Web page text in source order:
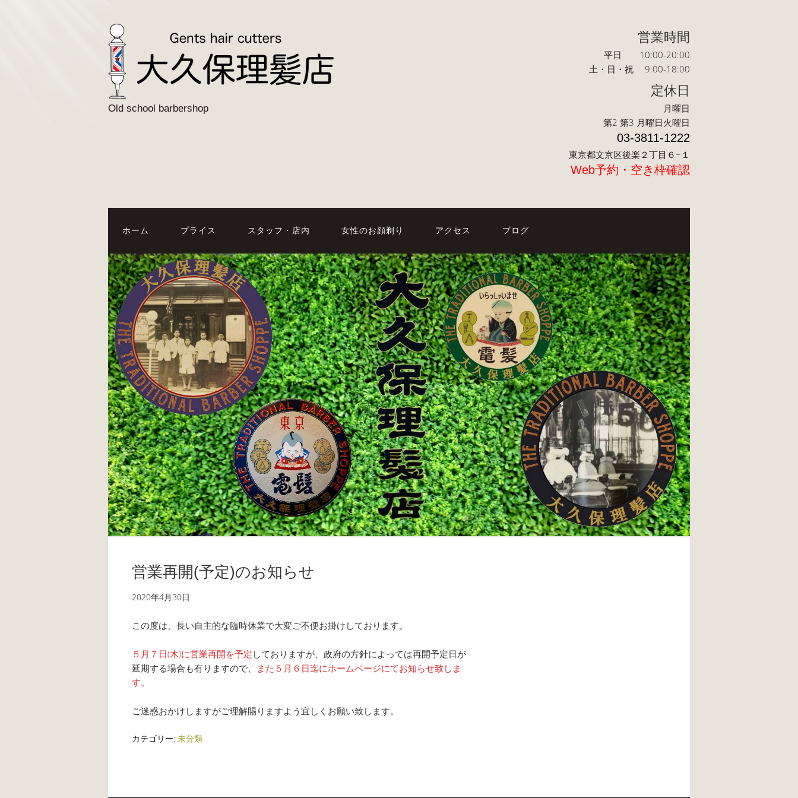
Old school barbershop
営業時間
平日 10:00-20:00
土・日・祝 9:00-18:00
定休日
月曜日
第2 第3 月曜日火曜日
03-3811-1222
東京都文京区後楽２丁目６−１
Web予約・空き枠確認
ホーム プライス スタッフ・店内 女性のお顔剃り アクセス ブログ
営業再開(予定)のお知らせ
2020年4月30日
この度は、長い自主的な臨時休業で大変ご不便お掛けしております。
５月７日(木)に営業再開を予定 しておりますが、政府の方針によっては再開予定日が
延期する場合も有りますので、
また５月６日迄にホームページにてお知らせ致しま
す。
ご迷惑おかけしますがご理解賜りますよう宜しくお願い致します。
カテゴリー: 未分類